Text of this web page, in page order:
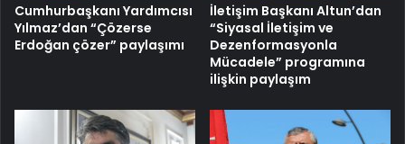
Cumhurbaşkanı Yardımcısı
Yılmaz’dan “Çözerse
Erdoğan çözer” paylaşımı
İletişim Başkanı Altun’dan
“Siyasal İletişim ve
Dezenformasyonla
Mücadele” programına
ilişkin paylaşım